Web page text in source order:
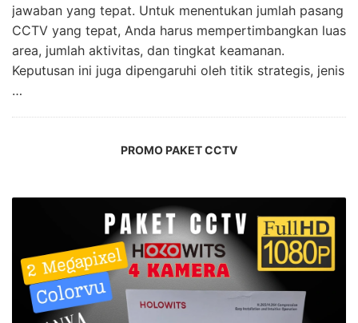
jawaban yang tepat. Untuk menentukan jumlah pasang
CCTV yang tepat, Anda harus mempertimbangkan luas
area, jumlah aktivitas, dan tingkat keamanan.
Keputusan ini juga dipengaruhi oleh titik strategis, jenis
…
PROMO PAKET CCTV